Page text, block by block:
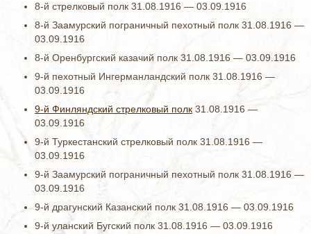
8-й стрелковый полк 31.08.1916 — 03.09.1916
8-й Заамурский пограничный пехотный полк 31.08.1916 —
03.09.1916
8-й Оренбургский казачий полк 31.08.1916 — 03.09.1916
9-й пехотный Ингерманландский полк 31.08.1916 —
03.09.1916
9-й Финляндский стрелковый полк 31.08.1916 —
03.09.1916
9-й Туркестанский стрелковый полк 31.08.1916 —
03.09.1916
9-й Заамурский пограничный пехотный полк 31.08.1916 —
03.09.1916
9-й драгунский Казанский полк 31.08.1916 — 03.09.1916
9-й уланский Бугский полк 31.08.1916 — 03.09.1916